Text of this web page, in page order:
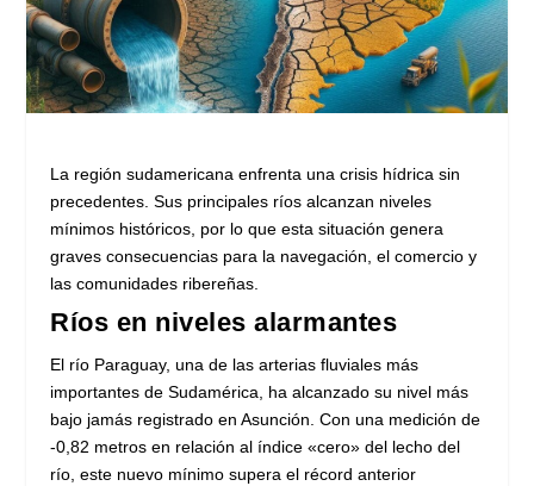
La región sudamericana enfrenta una crisis hídrica sin
precedentes. Sus principales ríos alcanzan niveles
mínimos históricos, por lo que esta situación genera
graves consecuencias para la navegación, el comercio y
las comunidades ribereñas.
Ríos en niveles alarmantes
El río Paraguay, una de las arterias fluviales más
importantes de Sudamérica, ha alcanzado su nivel más
bajo jamás registrado en Asunción. Con una medición de
-0,82 metros en relación al índice «cero» del lecho del
río, este nuevo mínimo supera el récord anterior